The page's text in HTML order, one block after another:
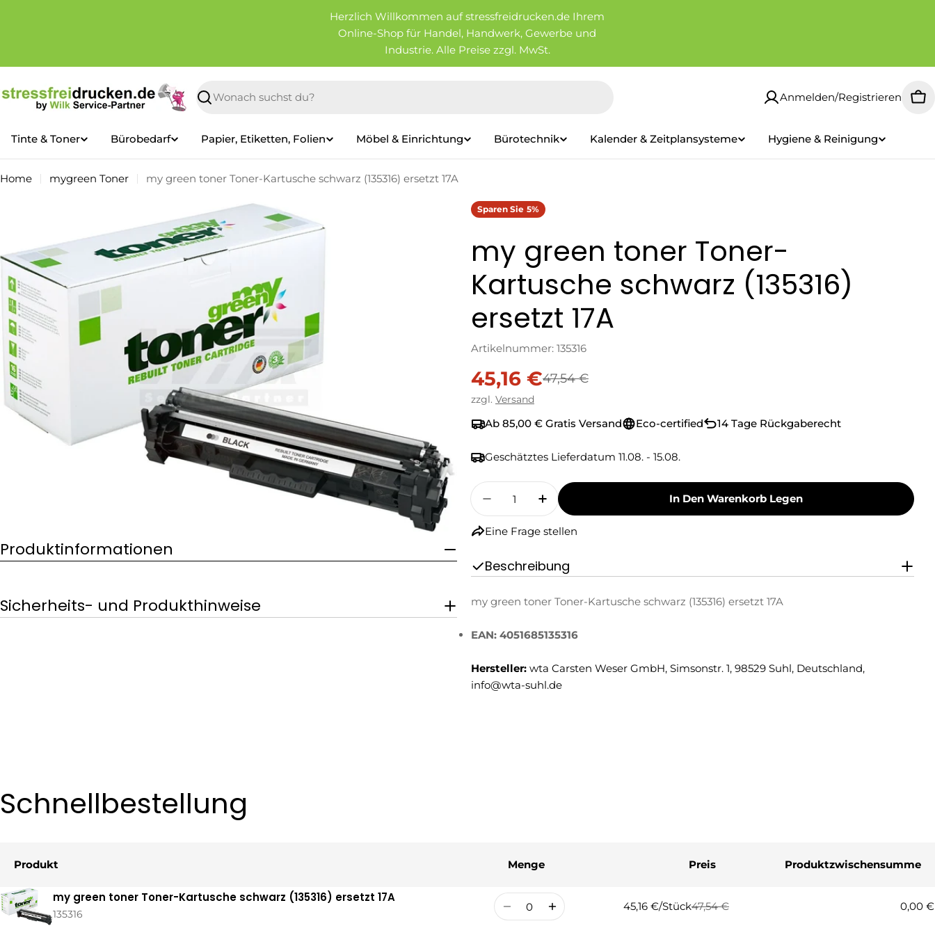
Herzlich Willkommen auf stressfreidrucken.de Ihrem
Online-Shop für Handel, Handwerk, Gewerbe und
Industrie. Alle Preise zzgl. MwSt.
Suchen
Anmelden/Registrieren
Tinte & Toner Bürobedarf Papier, Etiketten, Folien Möbel & Einrichtung Bürotechnik Kalender & Zeitplansysteme Hygiene & Reinigung
Home mygreen Toner my green toner Toner-Kartusche schwarz (135316) ersetzt 17A
Produktinformationen
Sie das Medium 0 im Modalformat
Produktinformationen
Sicherheits- und Produkthinweise
Sparen Sie 5%
my green toner Toner-
Kartusche schwarz (135316)
ersetzt 17A
Artikelnummer: 135316
Verkaufspreis
45,16 €
Regulärer
Preis
47,54 €
zzgl. Versand
Ab 85,00 € Gratis Versand Eco-certified 14 Tage Rückgaberecht
Geschätztes Lieferdatum 11.08. - 15.08.
Menge
Menge Für My Green Toner Toner-Kartusche Schwarz (135316)
Menge Für My Green Toner Toner-Kartusche Schwarz
In Den Warenkorb Legen
Eine Frage stellen
Beschreibung
my green toner Toner-Kartusche schwarz (135316) ersetzt 17A
EAN: 4051685135316
Hersteller: wta Carsten Weser GmbH, Simsonstr. 1, 98529 Suhl, Deutschland,
info@wta-suhl.de
Schnellbestellung
Ihr
Warenkorb
Produkt Menge Preis Produktzwischensumme
my green toner Toner-Kartusche schwarz (135316) ersetzt 17A
135316
Menge 45,16 €/Stück
Regulärer
47,54 €
Verkaufspreis
0,00 €